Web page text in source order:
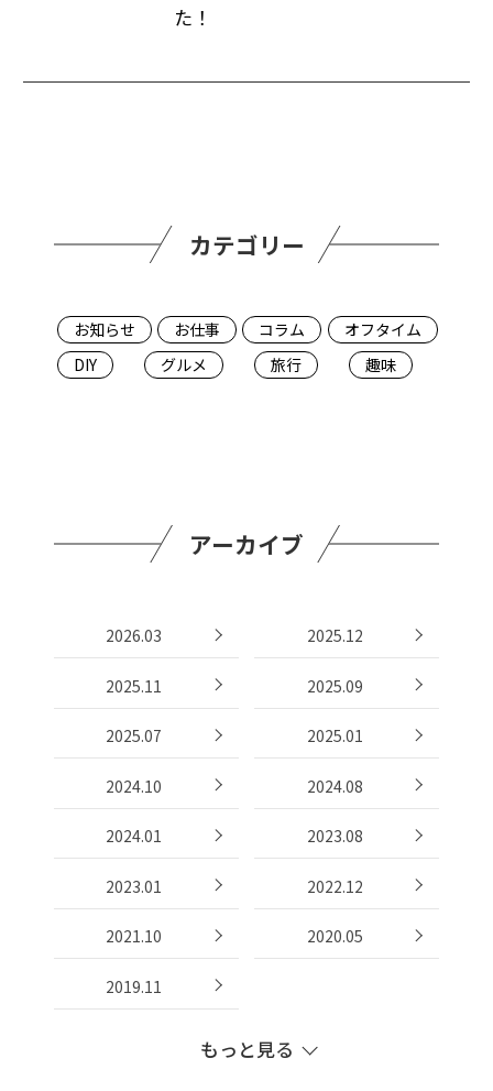
た！
カテゴリー
お知らせ お仕事 コラム
オフタイム
DIY
グルメ 旅行 趣味
アーカイブ
2026.03 2025.12
2025.11 2025.09
2025.07 2025.01
2024.10 2024.08
2024.01 2023.08
2023.01 2022.12
2021.10 2020.05
2019.11
もっと見る